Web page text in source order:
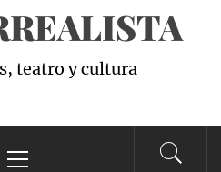
teatro y cultura
principal